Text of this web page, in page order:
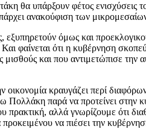
θα υπάρξουν φέτος ενισχύσεις
ανακούφιση των
όμως και
ότι η κυβέρνηση
και που αντιμετώπισε την
οικονομία κραυγάζει περί
παρά να προτείνει στην
αλλά γνωρίζουμε ότι
να πιέσει την